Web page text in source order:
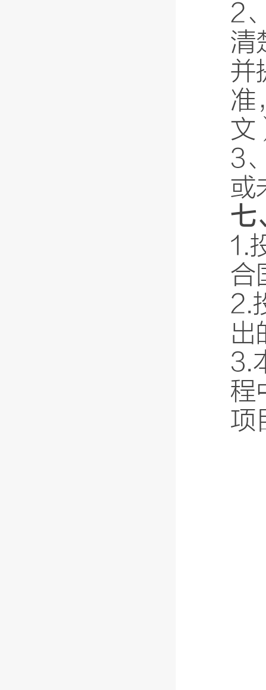
2
清
并
准
文
3
或
七
1.
合
2.
出
3.
程
项